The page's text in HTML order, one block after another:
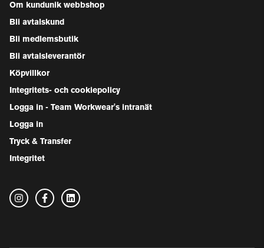
Om kundunik webbshop
Bli avtalskund
Bli medlemsbutik
Bli avtalsleverantör
Köpvillkor
Integritets- och cookiepolicy
Logga in - Team Workwear's intranät
Logga in
Tryck & Transfer
Integritet